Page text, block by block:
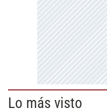
Lo más visto